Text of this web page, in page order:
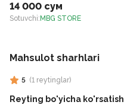
14 000 сум
Sotuvchi: MBG STORE
Mahsulot sharhlari
5 (1 reytinglar)
Reyting bo'yicha ko'rsatish